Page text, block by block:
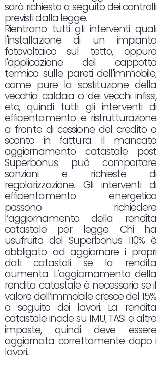
sarà richiesto a seguito dei controlli
previsti dalla legge.
Rientrano tutti gli interventi quali
l'installazione di un impianto
fotovoltaico sul tetto, oppure
l'applicazione del cappotto
termico sulle pareti dell'immobile,
come pure la sostituzione della
vecchia caldaia o dei vecchi infissi,
etc, quindi tutti gli interventi di
efficientamento e ristrutturazione
a fronte di cessione del credito o
sconto in fattura. Il mancato
aggiornamento catastale post
Superbonus può comportare
sanzioni e richieste di
regolarizzazione. Gli interventi di
efficientamento energetico
possono richiedere
l’aggiornamento della rendita
catastale per legge. Chi ha
usufruito del Superbonus 110% è
obbligato ad aggiornare i propri
dati catastali se la rendita
aumenta. L’aggiornamento della
rendita catastale è necessario se il
valore dell’immobile cresce del 15%
a seguito dei lavori. La rendita
catastale incide su IMU, TASI e altre
imposte, quindi deve essere
aggiornata correttamente dopo i
lavori.